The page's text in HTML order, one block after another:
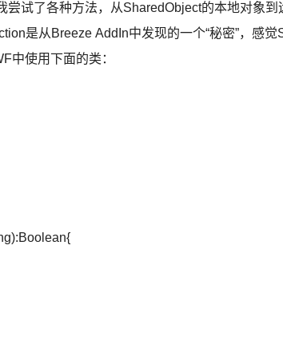
试了各种方法，从SharedObject的本地对象到
是从Breeze AddIn中发现的一个“秘密”，感觉
中使用下面的类：